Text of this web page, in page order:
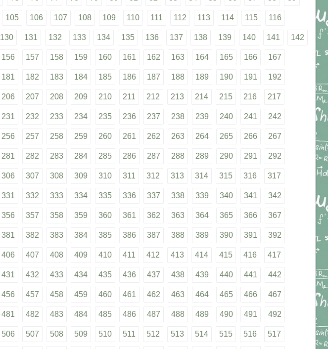
105 106 107 108 109 110 111 112 113 114 115 116
130 131 132 133 134 135 136 137 138 139 140 141 142
156 157 158 159 160 161 162 163 164 165 166 167
181 182 183 184 185 186 187 188 189 190 191 192
206 207 208 209 210 211 212 213 214 215 216 217
231 232 233 234 235 236 237 238 239 240 241 242
256 257 258 259 260 261 262 263 264 265 266 267
281 282 283 284 285 286 287 288 289 290 291 292
306 307 308 309 310 311 312 313 314 315 316 317
331 332 333 334 335 336 337 338 339 340 341 342
356 357 358 359 360 361 362 363 364 365 366 367
381 382 383 384 385 386 387 388 389 390 391 392
406 407 408 409 410 411 412 413 414 415 416 417
431 432 433 434 435 436 437 438 439 440 441 442
456 457 458 459 460 461 462 463 464 465 466 467
481 482 483 484 485 486 487 488 489 490 491 492
506 507 508 509 510 511 512 513 514 515 516 517